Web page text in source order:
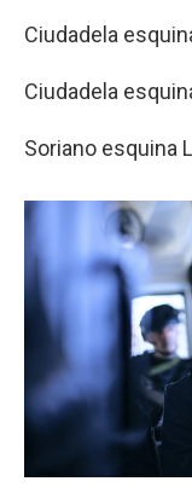
Ciudadela
Ciudadela
Soriano esquina